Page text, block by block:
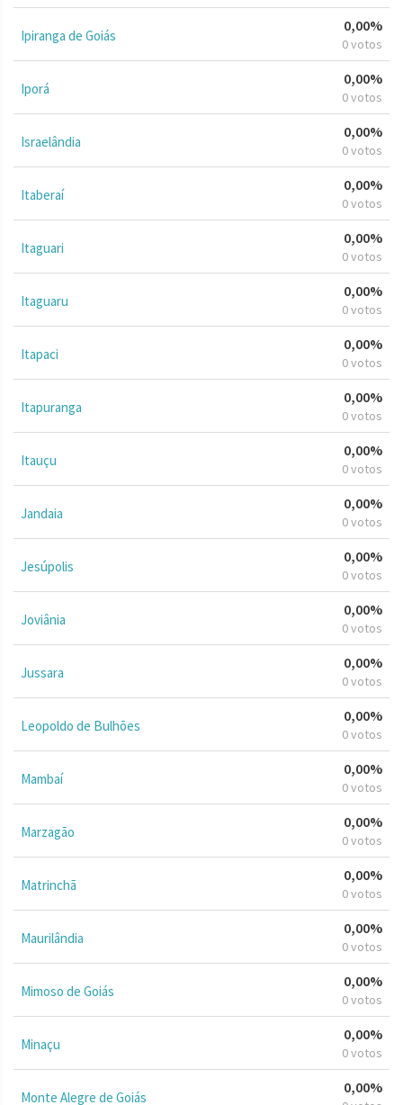
Ipiranga de Goiás
0,00%
0 votos
Iporá
0,00%
0 votos
Israelândia
0,00%
0 votos
Itaberaí
0,00%
0 votos
Itaguari
0,00%
0 votos
Itaguaru
0,00%
0 votos
Itapaci
0,00%
0 votos
Itapuranga
0,00%
0 votos
Itauçu
0,00%
0 votos
Jandaia
0,00%
0 votos
Jesúpolis
0,00%
0 votos
Joviânia
0,00%
0 votos
Jussara
0,00%
0 votos
Leopoldo de Bulhões
0,00%
0 votos
Mambaí
0,00%
0 votos
Marzagão
0,00%
0 votos
Matrinchã
0,00%
0 votos
Maurilândia
0,00%
0 votos
Mimoso de Goiás
0,00%
0 votos
Minaçu
0,00%
0 votos
Monte Alegre de Goiás
0,00%